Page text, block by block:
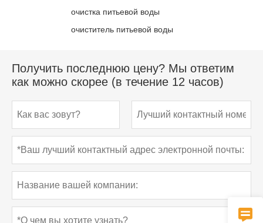
очистка питьевой воды
очиститель питьевой воды
Получить последнюю цену? Мы ответим
как можно скорее (в течение 12 часов)
